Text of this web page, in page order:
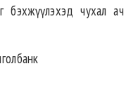
бэхжүүлэхэд чухал ач